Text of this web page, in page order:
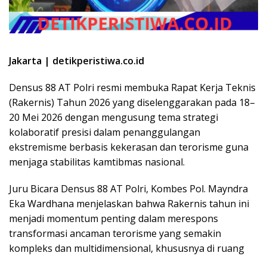
Jakarta | detikperistiwa.co.id
Densus 88 AT Polri resmi membuka Rapat Kerja Teknis
(Rakernis) Tahun 2026 yang diselenggarakan pada 18–
20 Mei 2026 dengan mengusung tema strategi
kolaboratif presisi dalam penanggulangan
ekstremisme berbasis kekerasan dan terorisme guna
menjaga stabilitas kamtibmas nasional.
Juru Bicara Densus 88 AT Polri, Kombes Pol. Mayndra
Eka Wardhana menjelaskan bahwa Rakernis tahun ini
menjadi momentum penting dalam merespons
transformasi ancaman terorisme yang semakin
kompleks dan multidimensional, khususnya di ruang